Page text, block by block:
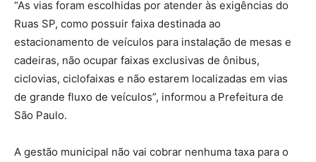
“As vias foram escolhidas por atender às exigências do
Ruas SP, como possuir faixa destinada ao
estacionamento de veículos para instalação de mesas e
cadeiras, não ocupar faixas exclusivas de ônibus,
ciclovias, ciclofaixas e não estarem localizadas em vias
de grande fluxo de veículos”, informou a Prefeitura de
São Paulo.
A gestão municipal não vai cobrar nenhuma taxa para o